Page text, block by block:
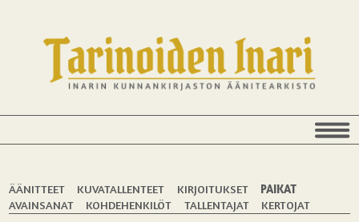
ÄÄNITTEET KUVATALLENTEET KIRJOITUKSET
PAIKAT
AVAINSANAT
KOHDEHENKILÖT TALLENTAJAT KERTOJAT